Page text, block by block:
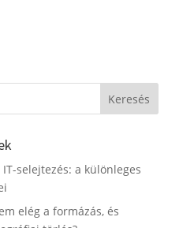
selejtezés: a különleges
elég a formázás, és